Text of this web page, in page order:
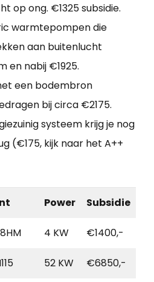
op ong. €1325 subsidie.
warmtepompen die
aan buitenlucht
en nabij €1925.
een bodembron
bij circa €2175.
systeem krijg je nog
(€175, kijk naar het A++
Power Subsidie
4 KW €1400,-
52 KW €6850,-